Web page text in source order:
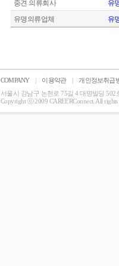
중견 의류회사
유
유명의류업체
유
COMPANY | 이용약관 |
개인정보취급
서울시 강남구 논현로 75길 4 대명빌딩 502
Copyright ⓒ 2009 CAREERConnect. All rights